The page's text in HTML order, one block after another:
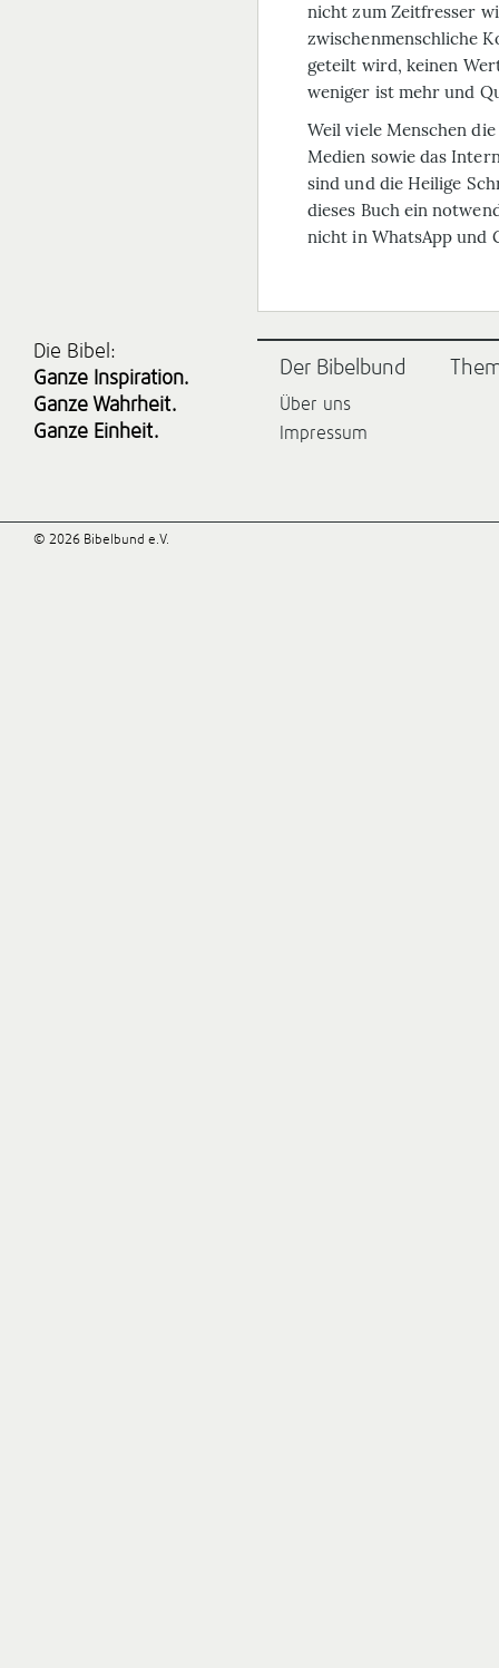
nicht zum Zeitfresser
zwischenmenschliche
geteilt wird, keinen
weniger ist mehr und
Weil viele Menschen
Medien sowie das
sind und die Heilige
dieses Buch ein
nicht in WhatsApp und
Die Bibel:
Ganze Inspiration.
Ganze Wahrheit.
Ganze Einheit.
Der Bibelbund
Über uns
Impressum
© 2026 Bibelbund e.V.